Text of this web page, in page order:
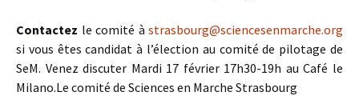
Contactez le comité à strasbourg@sciencesenmarche.org
si vous êtes candidat à l’élection au comité de pilotage de
SeM. Venez discuter Mardi 17 février 17h30-19h au Café le
Milano.Le comité de Sciences en Marche Strasbourg